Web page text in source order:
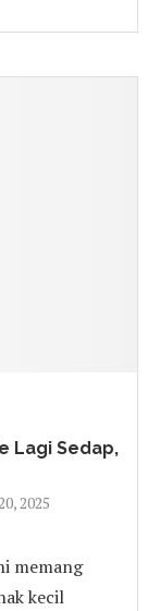
Lagi Sedap,
2025
memang
kecil